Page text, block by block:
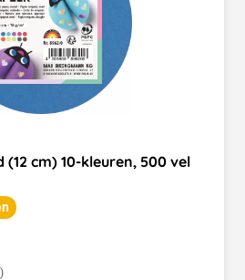
cm) 10-kleuren, 500 vel